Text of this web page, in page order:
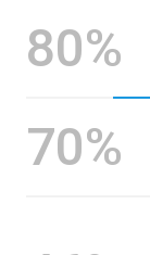
80%
70%